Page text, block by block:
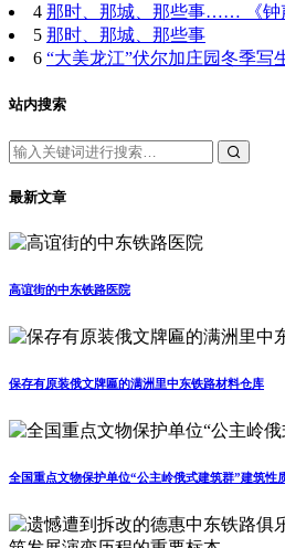
4 那时、那城、那些事…… 《钟
5 那时、那城、那些事
6 “大美龙江”伏尔加庄园冬季写
站内搜索
最新文章
高谊街的中东铁路医院
保存有原装俄文牌匾的满洲里中东铁路材料仓库
全国重点文物保护单位“公主岭俄式建筑群”建筑性